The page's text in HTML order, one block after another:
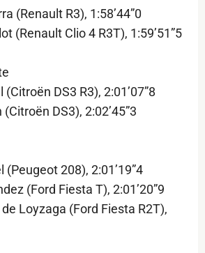
(Renault R3), 1:58’44”0
(Renault Clio 4 R3T), 1:59’51”5
DS3 R3), 2:01’07”8
DS3), 2:02’45”3
(Peugeot 208), 2:01’19”4
(Ford Fiesta T), 2:01’20”9
Loyzaga (Ford Fiesta R2T),